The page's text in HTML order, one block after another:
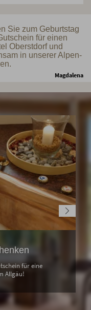
Sie zum Geburtstag
für einen
Oberstdorf und
in unserer Alpen-
Magdalena
für eine
Allgäu!